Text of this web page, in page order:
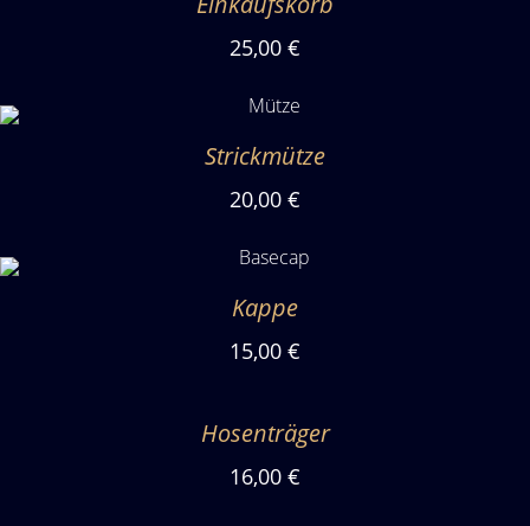
25,00 €
Strickmütze
20,00 €
Kappe
15,00 €
Hosenträger
16,00 €